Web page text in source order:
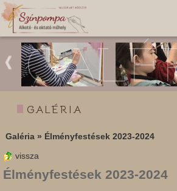
GALÉRIA
Galéria » Élményfestések 2023-2024
vissza
Élményfestések 2023-2024